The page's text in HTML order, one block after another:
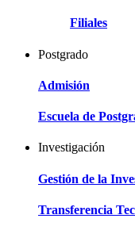
Filiales
Postgrado
Admisión
Escuela de
Investigación
Gestión de la
Transferencia